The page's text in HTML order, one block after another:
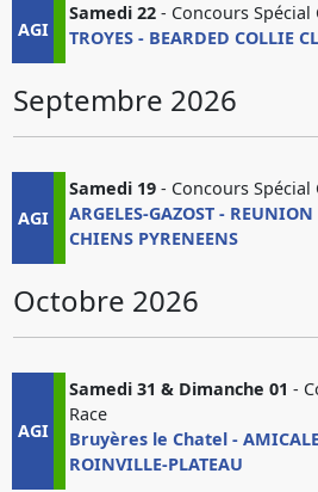
AGI
Samedi 22 - Concours Spécial
TROYES - BEARDED COLLIE
Septembre 2026
AGI
Samedi 19 - Concours Spécial
ARGELES-GAZOST -
CHIENS PYRENEENS
Octobre 2026
AGI
Samedi 31 & Dimanche 01 -
Race
Bruyères le Chatel -
ROINVILLE-PLATEAU